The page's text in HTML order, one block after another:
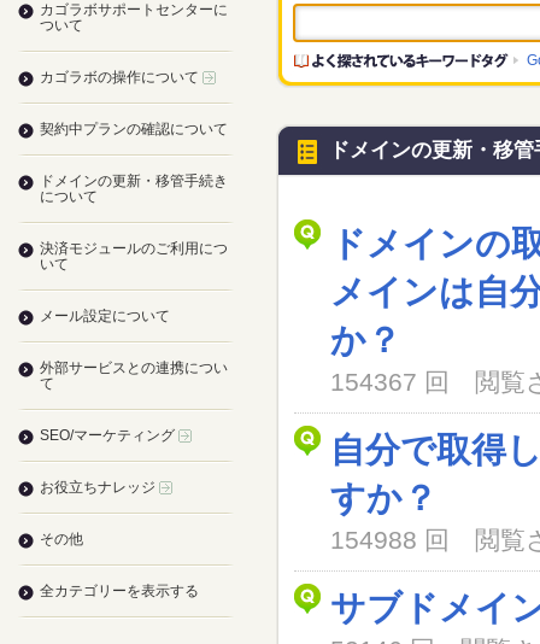
ドメインの更新・移
ドメインの
メインは自
か？
154367 回 閲覧
自分で取得
すか？
154988 回 閲覧
サブドメイ
カゴラボサポートセンターに
ついて
カゴラボの操作について
契約中プランの確認について
ドメインの更新・移管手続き
について
決済モジュールのご利用につ
いて
メール設定について
外部サービスとの連携につい
て
SEO/マーケティング
お役立ちナレッジ
その他
全カテゴリーを表示する